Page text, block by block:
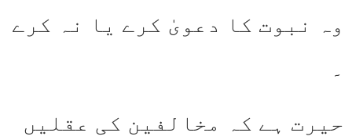
وہ نبوت کا دعویٰ کرے یا نہ کرے
۔
حیرت ہے کہ مخالفین کی عقلیں